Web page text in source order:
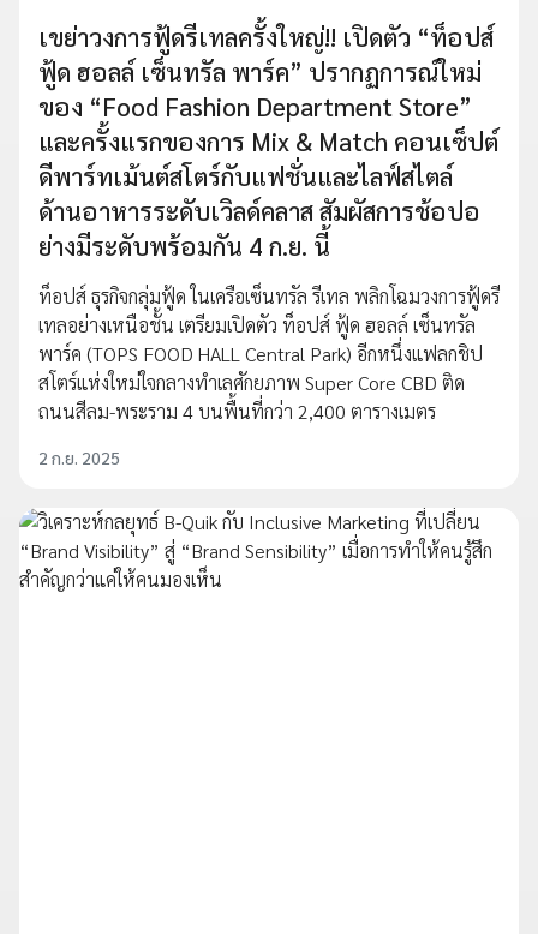
เขย่าวงการฟู้ดรีเทลครั้งใหญ่!! เปิดตัว “ท็อปส์
ฟู้ด ฮอลล์ เซ็นทรัล พาร์ค” ปรากฏการณ์ใหม่
ของ “Food Fashion Department Store”
และครั้งแรกของการ Mix & Match คอนเซ็ปต์
ดีพาร์ทเม้นต์สโตร์กับแฟชั่นและไลฟ์สไตล์
ด้านอาหารระดับเวิลด์คลาส สัมผัสการช้อปอ
ย่างมีระดับพร้อมกัน 4 ก.ย. นี้
ท็อปส์ ธุรกิจกลุ่มฟู้ด ในเครือเซ็นทรัล รีเทล พลิกโฉมวงการฟู้ดรี
เทลอย่างเหนือชั้น เตรียมเปิดตัว ท็อปส์ ฟู้ด ฮอลล์ เซ็นทรัล
พาร์ค (TOPS FOOD HALL Central Park) อีกหนึ่งแฟลกชิป
สโตร์แห่งใหม่ใจกลางทำเลศักยภาพ Super Core CBD ติด
ถนนสีลม-พระราม 4 บนพื้นที่กว่า 2,400 ตารางเมตร
2 ก.ย. 2025